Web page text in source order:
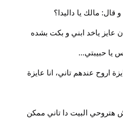
قال: مالك يا داليدا؟
عايز ياخد ابني و بكت بشده
يا حبيبتي...
اروح عندهم تاني، انا عايزة
البيت دا تاني ممكن